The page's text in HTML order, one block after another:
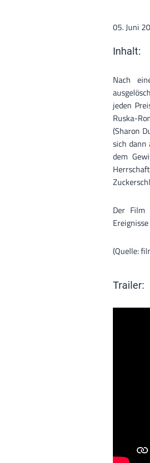
05. Juni
Inhalt:
Nach
jeden
Ruska-
(Sharon
sich dann
dem
Der Film
(Quelle:
Trailer: